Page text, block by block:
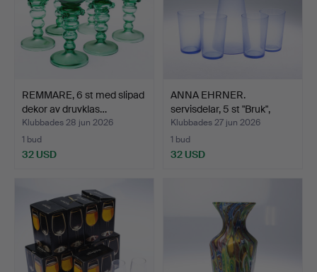
REMMARE, 6 st med slipad
dekor av druvklas…
Klubbades 28 jun 2026
1 bud
32 USD
ANNA EHRNER.
servisdelar, 5 st "Bruk",
Bod…
Klubbades 27 jun 2026
1 bud
32 USD